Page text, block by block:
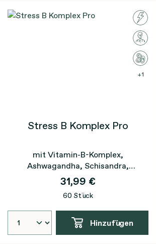
1
Stress B Komplex Pro
mit Vitamin-B-Komplex,
Ashwagandha, Schisandra,
Magnesium und Vitamin C
31,99 €
60 Stück
Hinzufügen